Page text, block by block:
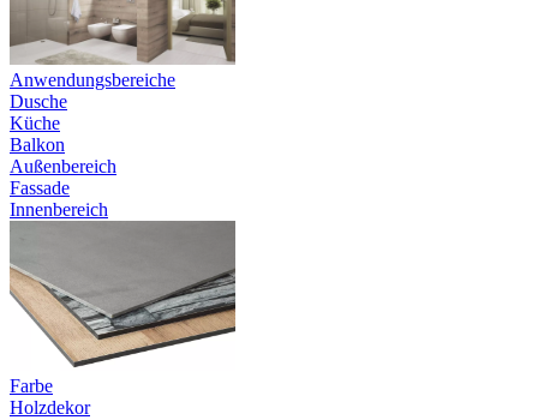
Anwendungsbereiche
Dusche
Küche
Balkon
Außenbereich
Fassade
Innenbereich
Farbe
Holzdekor